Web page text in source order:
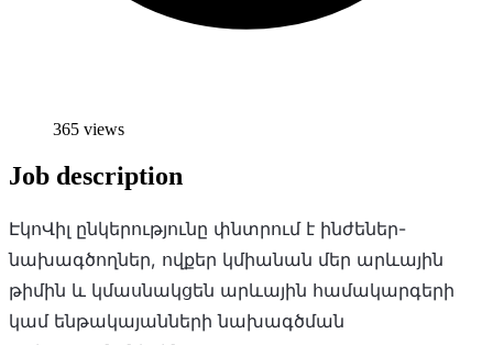
365 views
Job description
ԷկոՎիլ ընկերությունը փնտրում է ինժեներ-
նախագծողներ, ովքեր կմիանան մեր արևային
թիմին և կմասնակցեն արևային համակարգերի
կամ ենթակայանների նախագծման